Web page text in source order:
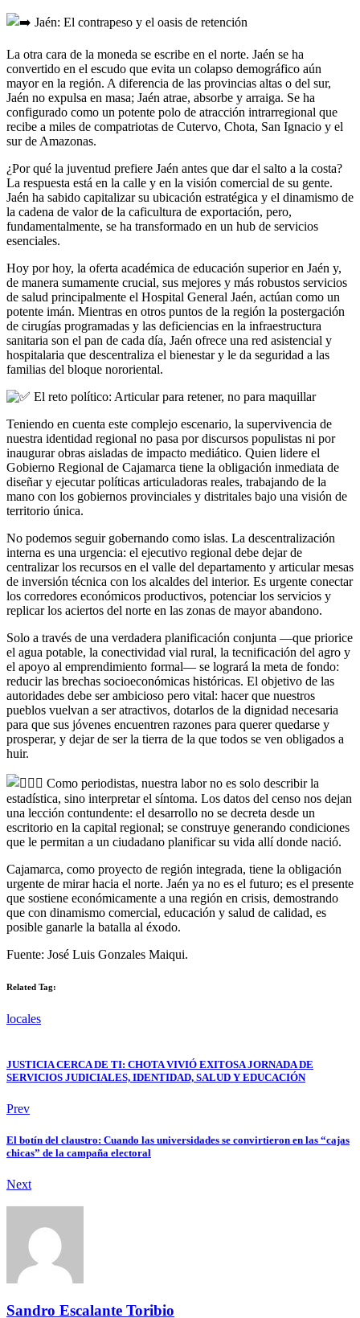
Jaén: El contrapeso y el oasis de retención
La otra cara de la moneda se escribe en el norte. Jaén se ha
convertido en el escudo que evita un colapso demográfico aún
mayor en la región. A diferencia de las provincias altas o del sur,
Jaén no expulsa en masa; Jaén atrae, absorbe y arraiga. Se ha
configurado como un potente polo de atracción intrarregional que
recibe a miles de compatriotas de Cutervo, Chota, San Ignacio y el
sur de Amazonas.
¿Por qué la juventud prefiere Jaén antes que dar el salto a la costa?
La respuesta está en la calle y en la visión comercial de su gente.
Jaén ha sabido capitalizar su ubicación estratégica y el dinamismo de
la cadena de valor de la caficultura de exportación, pero,
fundamentalmente, se ha transformado en un hub de servicios
esenciales.
Hoy por hoy, la oferta académica de educación superior en Jaén y,
de manera sumamente crucial, sus mejores y más robustos servicios
de salud principalmente el Hospital General Jaén, actúan como un
potente imán. Mientras en otros puntos de la región la postergación
de cirugías programadas y las deficiencias en la infraestructura
sanitaria son el pan de cada día, Jaén ofrece una red asistencial y
hospitalaria que descentraliza el bienestar y le da seguridad a las
familias del bloque nororiental.
El reto político: Articular para retener, no para maquillar
Teniendo en cuenta este complejo escenario, la supervivencia de
nuestra identidad regional no pasa por discursos populistas ni por
inaugurar obras aisladas de impacto mediático. Quien lidere el
Gobierno Regional de Cajamarca tiene la obligación inmediata de
diseñar y ejecutar políticas articuladoras reales, trabajando de la
mano con los gobiernos provinciales y distritales bajo una visión de
territorio única.
No podemos seguir gobernando como islas. La descentralización
interna es una urgencia: el ejecutivo regional debe dejar de
centralizar los recursos en el valle del departamento y articular mesas
de inversión técnica con los alcaldes del interior. Es urgente conectar
los corredores económicos productivos, potenciar los servicios y
replicar los aciertos del norte en las zonas de mayor abandono.
Solo a través de una verdadera planificación conjunta —que priorice
el agua potable, la conectividad vial rural, la tecnificación del agro y
el apoyo al emprendimiento formal— se logrará la meta de fondo:
reducir las brechas socioeconómicas históricas. El objetivo de las
autoridades debe ser ambicioso pero vital: hacer que nuestros
pueblos vuelvan a ser atractivos, dotarlos de la dignidad necesaria
para que sus jóvenes encuentren razones para querer quedarse y
prosperar, y dejar de ser la tierra de la que todos se ven obligados a
huir.
Como periodistas, nuestra labor no es solo describir la
estadística, sino interpretar el síntoma. Los datos del censo nos dejan
una lección contundente: el desarrollo no se decreta desde un
escritorio en la capital regional; se construye generando condiciones
que le permitan a un ciudadano planificar su vida allí donde nació.
Cajamarca, como proyecto de región integrada, tiene la obligación
urgente de mirar hacia el norte. Jaén ya no es el futuro; es el presente
que sostiene económicamente a una región en crisis, demostrando
que con dinamismo comercial, educación y salud de calidad, es
posible ganarle la batalla al éxodo.
Fuente: José Luis Gonzales Maiqui.
Related Tag:
locales
JUSTICIA CERCA DE TI: CHOTA VIVIÓ EXITOSA JORNADA DE
SERVICIOS JUDICIALES, IDENTIDAD, SALUD Y EDUCACIÓN
Prev
El botín del claustro: Cuando las universidades se convirtieron en las “cajas
chicas” de la campaña electoral
Next
Sandro Escalante Toribio